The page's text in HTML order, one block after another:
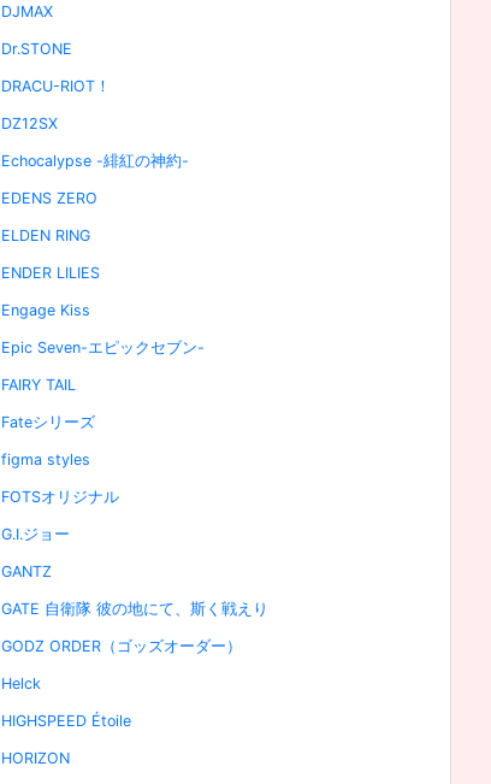
DJMAX
Dr.STONE
DRACU-RIOT！
DZ12SX
Echocalypse -緋紅の神約-
EDENS ZERO
ELDEN RING
ENDER LILIES
Engage Kiss
Epic Seven-エピックセブン-
FAIRY TAIL
Fateシリーズ
figma styles
FOTSオリジナル
G.I.ジョー
GANTZ
GATE 自衛隊 彼の地にて、斯く戦えり
GODZ ORDER（ゴッズオーダー）
Helck
HIGHSPEED Étoile
HORIZON